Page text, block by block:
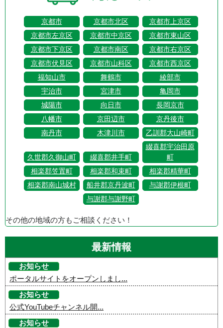
京都市 京都市北区
京都市上京区
京都市左京区
京都市中京区
京都市東山区
京都市下京区
京都市南区
京都市右京区
京都市伏見区
京都市山科区
京都市西京区
福知山市
舞鶴市
綾部市
宇治市
宮津市
亀岡市
城陽市
向日市
長岡京市
八幡市
京田辺市
京丹後市
南丹市
木津川市 乙訓郡大山崎町
久世郡久御山町 綴喜郡井手町
綴喜郡宇治田原
町
相楽郡笠置町
相楽郡和束町
相楽郡精華町
相楽郡南山城村
船井郡京丹波町
与謝郡伊根町
与謝郡与謝野町
その他の地域の方もご相談ください！
最新情報
お知らせ
ポータルサイトをオープンしまし...
お知らせ
公式YouTubeチャンネル開...
お知らせ